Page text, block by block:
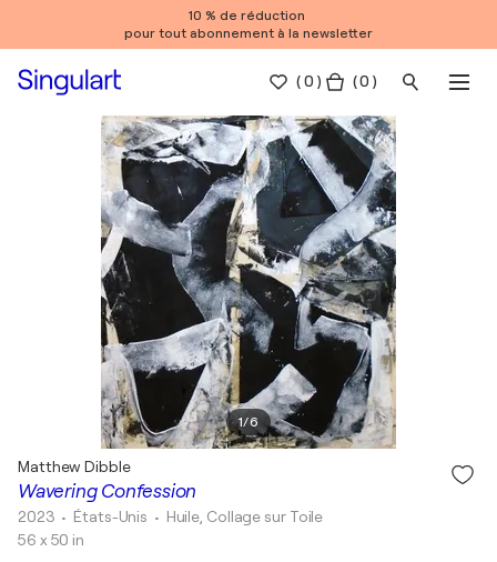
10 % de réduction
pour tout abonnement à la newsletter
(0 ) ( 0 )
1/6
Wavering Confession
Matthew Dibble
2023 • États-Unis • Huile, Collage sur Toile
56 x 50 in